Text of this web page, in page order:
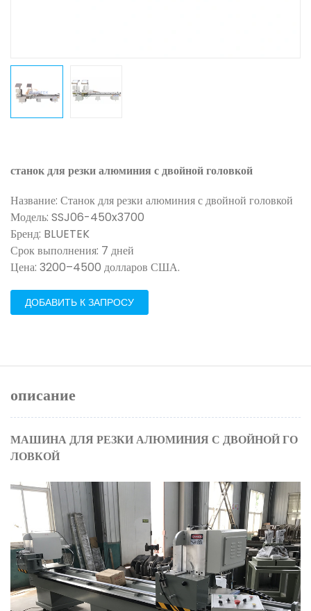
станок для резки алюминия с двойной головкой
Название: Станок для резки алюминия с двойной головкой
Модель: SSJ06-450x3700
Бренд: BLUETEK
Срок выполнения: 7 дней
Цена: 3200–4500 долларов США.
ДОБАВИТЬ К ЗАПРОСУ
описание
МАШИНА ДЛЯ РЕЗКИ АЛЮМИНИЯ С ДВОЙНОЙ ГО
ЛОВКОЙ